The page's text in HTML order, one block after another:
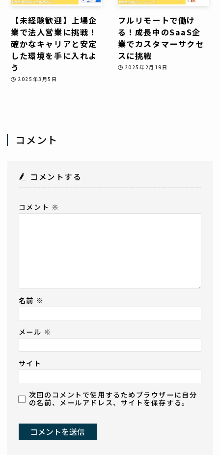
【未経験歓迎】上場企
業で法人営業に挑戦！
確かなキャリアと安定
した環境を手に入れよ
う
2025年3月5日
フルリモートで働け
る！成長中のSaaS企
業でカスタマーサクセ
スに挑戦
2025年2月19日
コメント
コメントする
コメント ※
名前 ※
メール ※
サイト
次回のコメントで使用するためブラウザーに自分
の名前、メールアドレス、サイトを保存する。